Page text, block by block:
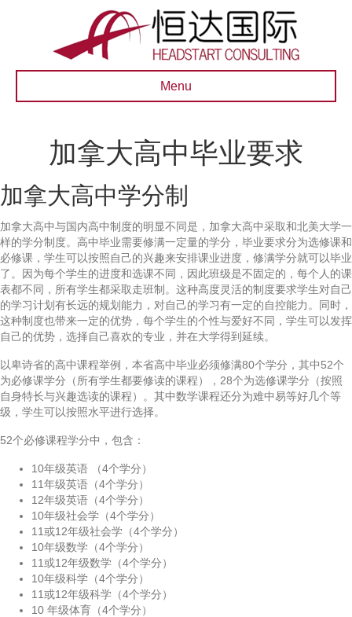
Menu
加拿大高中毕业要求
加拿大高中学分制
加拿大高中与国内高中制度的明显不同是，加拿大高中采取和北美大学一
样的学分制度。高中毕业需要修满一定量的学分，毕业要求分为选修课和
必修课，学生可以按照自己的兴趣来安排课业进度，修满学分就可以毕业
了。因为每个学生的进度和选课不同，因此班级是不固定的，每个人的课
表都不同，所有学生都采取走班制。这种高度灵活的制度要求学生对自己
的学习计划有长远的规划能力，对自己的学习有一定的自控能力。同时，
这种制度也带来一定的优势，每个学生的个性与爱好不同，学生可以发挥
自己的优势，选择自己喜欢的专业，并在大学得到延续。
以卑诗省的高中课程举例，本省高中毕业必须修满80个学分，其中52个
为必修课学分（所有学生都要修读的课程），28个为选修课学分（按照
自身特长与兴趣选读的课程）。其中数学课程还分为难中易等好几个等
级，学生可以按照水平进行选择。
52个必修课程学分中，包含：
10年级英语 （4个学分）
11年级英语（4个学分）
12年级英语（4个学分）
10年级社会学（4个学分）
11或12年级社会学（4个学分）
10年级数学（4个学分）
11或12年级数学（4个学分）
10年级科学（4个学分）
11或12年级科学（4个学分）
10 年级体育（4个学分）